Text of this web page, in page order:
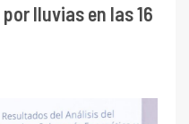
lluvias en las 16